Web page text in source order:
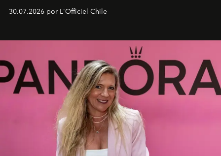
fusiona moda y rendimiento.
30.07.2026 por L'Officiel Chile